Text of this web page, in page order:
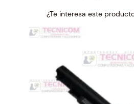
was: is:
¿Te interesa este